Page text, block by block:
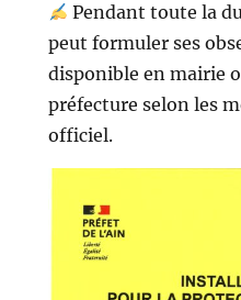
Pendant toute la
peut formuler ses
disponible en mairie
préfecture selon les
officiel.